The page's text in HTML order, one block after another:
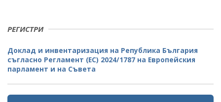
РЕГИСТРИ
Доклад и инвентаризация на Република България
съгласно Регламент (ЕС) 2024/1787 на Европейския
парламент и на Съвета